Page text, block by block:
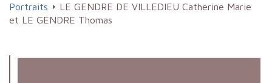
Portraits
LE GENDRE DE VILLEDIEU Catherine Marie
et LE GENDRE Thomas